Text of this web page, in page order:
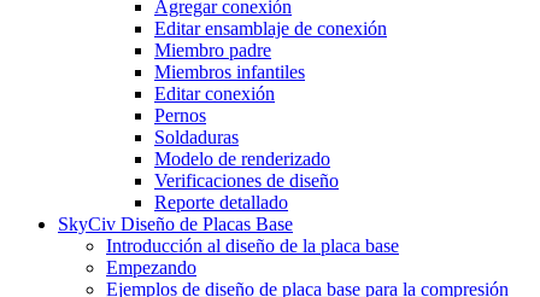
Agregar conexión
Editar ensamblaje de conexión
Miembro padre
Miembros infantiles
Editar conexión
Pernos
Soldaduras
Modelo de renderizado
Verificaciones de diseño
Reporte detallado
SkyCiv Diseño de Placas Base
Introducción al diseño de la placa base
Empezando
Ejemplos de diseño de placa base para la compresión